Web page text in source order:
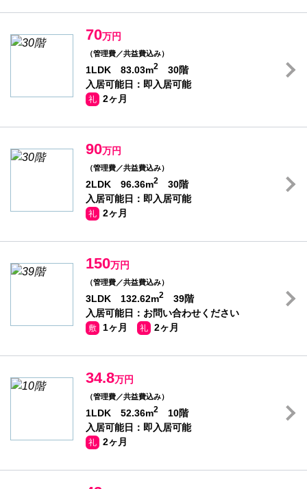
70万円
（管理費／共益費込み）
1LDK 83.03m2
30階
入居可能日：即入居可能
礼 2ヶ月
90万円
（管理費／共益費込み）
2LDK 96.36m2
30階
入居可能日：即入居可能
礼 2ヶ月
150万円
（管理費／共益費込み）
3LDK 132.62m2
39階
入居可能日：お問い合わせください
敷 1ヶ月 礼 2ヶ月
34.8万円
（管理費／共益費込み）
1LDK 52.36m2
10階
入居可能日：即入居可能
礼 2ヶ月